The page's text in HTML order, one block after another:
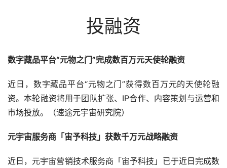
投融资
数字藏品平台“元物之门”完成数百万元天使轮融资
近日，数字藏品平台“元物之门”获得数百万元的天使轮融
资。本轮融资将用于团队扩张、IP合作、内容策划与运营和
市场投放。（速途元宇宙研究院）
元宇宙服务商「宙予科技」获数千万元战略融资
近日，元宇宙营销技术服务商「宙予科技」已于近日完成数